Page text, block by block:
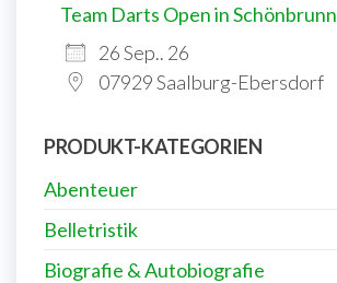
Team Darts Open in Schönbrunn
26 Sep.. 26
07929 Saalburg-Ebersdorf
PRODUKT-KATEGORIEN
Abenteuer
Belletristik
Biografie & Autobiografie